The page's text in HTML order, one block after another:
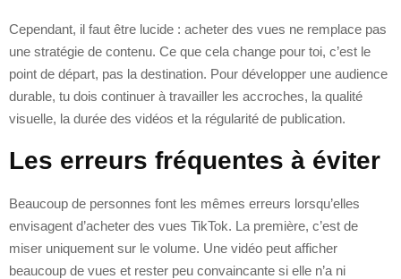
Cependant, il faut être lucide : acheter des vues ne remplace pas
une stratégie de contenu. Ce que cela change pour toi, c’est le
point de départ, pas la destination. Pour développer une audience
durable, tu dois continuer à travailler les accroches, la qualité
visuelle, la durée des vidéos et la régularité de publication.
Les erreurs fréquentes à éviter
Beaucoup de personnes font les mêmes erreurs lorsqu’elles
envisagent d’acheter des vues TikTok. La première, c’est de
miser uniquement sur le volume. Une vidéo peut afficher
beaucoup de vues et rester peu convaincante si elle n’a ni